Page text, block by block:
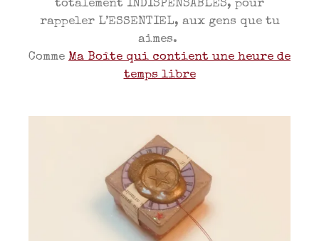
totalement INDISPENSABLES, pour
rappeler L’ESSENTIEL, aux gens que tu
aimes.
Comme Ma Boîte qui contient une heure de
temps libre